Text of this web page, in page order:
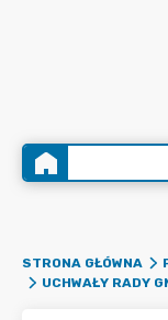
STRONA GŁÓWNA
UCHWAŁY RADY